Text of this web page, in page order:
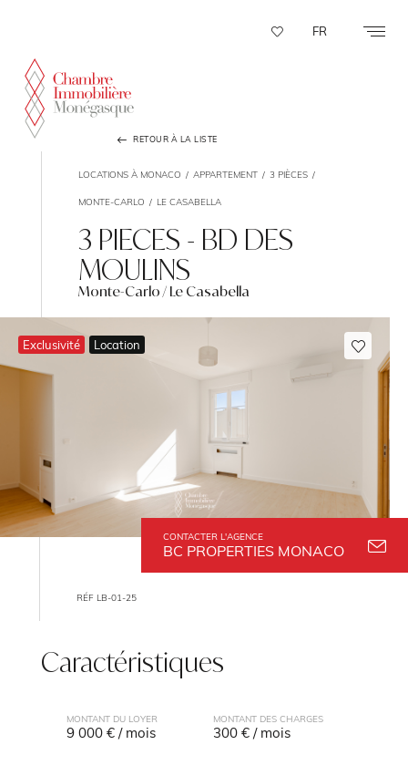
FR
RETOUR À LA LISTE
LOCATIONS À MONACO APPARTEMENT 3 PIÈCES
MONTE-CARLO LE CASABELLA
3 PIECES - BD DES
MOULINS
Monte-Carlo / Le Casabella
CONTACTER L'AGENCE
BC PROPERTIES MONACO
Exclusivité Location
RÉF LB-01-25
Caractéristiques
MONTANT DU LOYER
9 000 € / mois
MONTANT DES CHARGES
300 € / mois